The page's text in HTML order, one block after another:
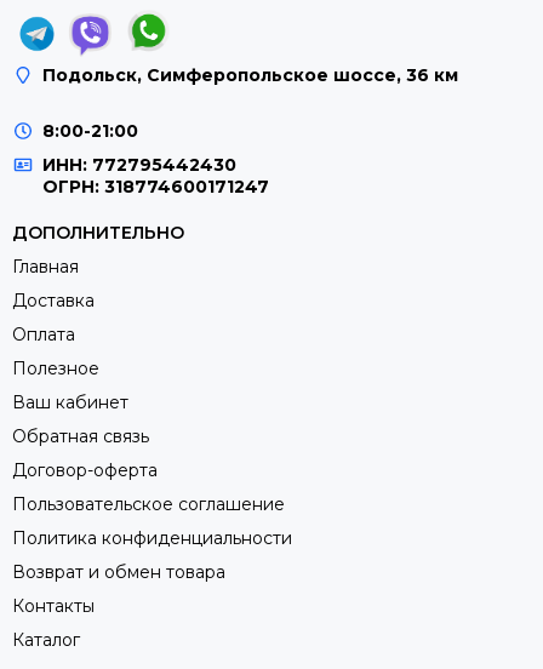
Подольск, Симферопольское шоссе, 36 км
8:00-21:00
ИНН: 772795442430
ОГРН: 318774600171247
ДОПОЛНИТЕЛЬНО
Главная
Доставка
Оплата
Полезное
Ваш кабинет
Обратная связь
Договор-оферта
Пользовательское соглашение
Политика конфиденциальности
Возврат и обмен товара
Контакты
Каталог